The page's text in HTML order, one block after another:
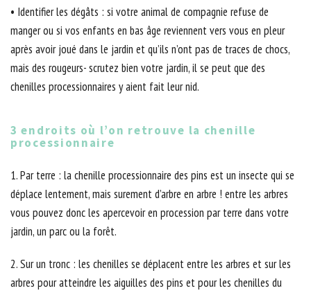
• Identifier les dégâts : si votre animal de compagnie refuse de
manger ou si vos enfants en bas âge reviennent vers vous en pleur
après avoir joué dans le jardin et qu’ils n’ont pas de traces de chocs,
mais des rougeurs- scrutez bien votre jardin, il se peut que des
chenilles processionnaires y aient fait leur nid.
3 endroits où l’on retrouve la chenille
processionnaire
1. Par terre : la chenille processionnaire des pins est un insecte qui se
déplace lentement, mais surement d’arbre en arbre ! entre les arbres
vous pouvez donc les apercevoir en procession par terre dans votre
jardin, un parc ou la forêt.
2. Sur un tronc : les chenilles se déplacent entre les arbres et sur les
arbres pour atteindre les aiguilles des pins et pour les chenilles du